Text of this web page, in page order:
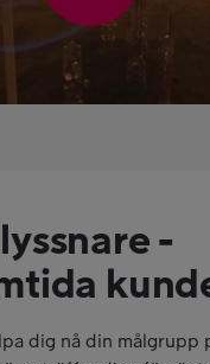
-
dig nå din målgrupp